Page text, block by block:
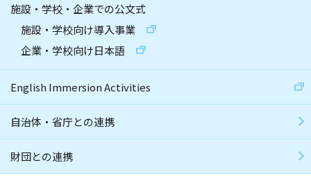
施設・学校・企業での公文式
施設・学校向け導入事業
企業・学校向け日本語
English Immersion Activities
自治体・省庁との連携
財団との連携